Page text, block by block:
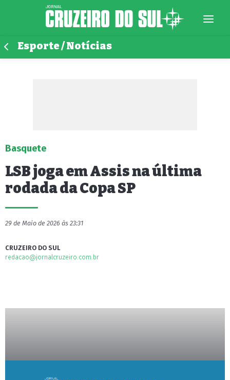
Esporte / Notícias
Basquete
LSB joga em Assis na última
rodada da Copa SP
29 de Maio de 2026 às 23:31
CRUZEIRO DO SUL
redacao@jornalcruzeiro.com.br